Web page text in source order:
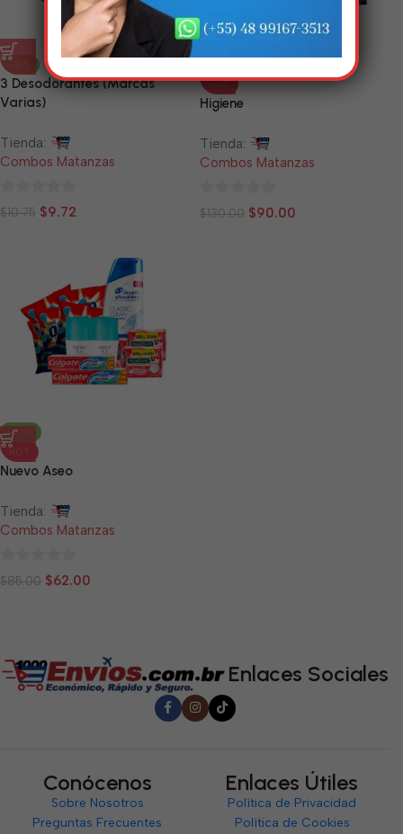
3 Desodorantes (Marcas
Varias)
Tienda:
Combos Matanzas
0
$10.75 $9.72
HOT
Higiene
Tienda:
Combos Matanzas
0
$130.00 $90.00
-27%
HOT
Nuevo Aseo
Tienda:
Combos Matanzas
0
$85.00 $62.00
Enlaces Sociales
Conócenos
Sobre Nosotros
Preguntas Frecuentes
Enlaces Útiles
Política de Privacidad
Política de Cookies